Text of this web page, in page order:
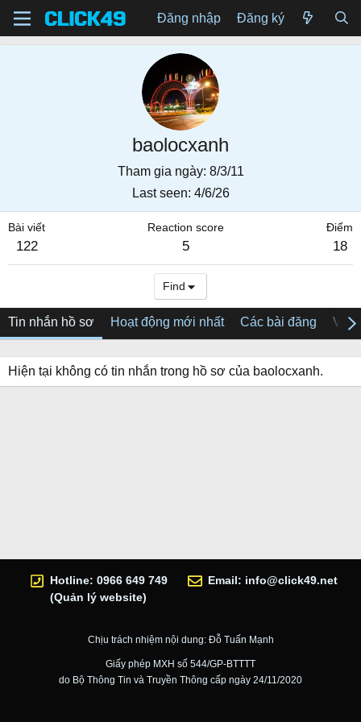
Đăng nhập Đăng ký
baolocxanh
Tham gia ngày 8/3/11
Last seen 4/6/26
Bài viết
122
Reaction score
5
Điểm
18
Find
Tin nhắn hồ sơ Hoạt động mới nhất Các bài đăng Về
Hiện tại không có tin nhắn trong hồ sơ của baolocxanh.
Hotline: 0966 649 749
(Quản lý website)
Email: info@click49.net
Chịu trách nhiệm nội dung: Đỗ Tuấn Mạnh
Giấy phép MXH số 544/GP-BTTTT
do Bộ Thông Tin và Truyền Thông cấp ngày 24/11/2020